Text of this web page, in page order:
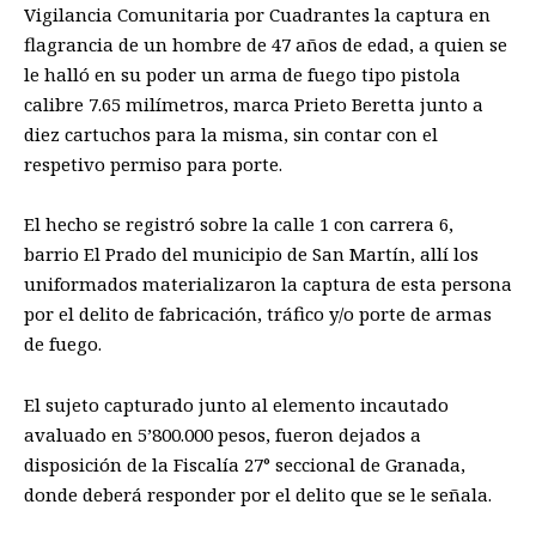
Vigilancia Comunitaria por Cuadrantes la captura en
flagrancia de un hombre de 47 años de edad, a quien se
le halló en su poder un arma de fuego tipo pistola
calibre 7.65 milímetros, marca Prieto Beretta junto a
diez cartuchos para la misma, sin contar con el
respetivo permiso para porte.
El hecho se registró sobre la calle 1 con carrera 6,
barrio El Prado del municipio de San Martín, allí los
uniformados materializaron la captura de esta persona
por el delito de fabricación, tráfico y/o porte de armas
de fuego.
El sujeto capturado junto al elemento incautado
avaluado en 5’800.000 pesos, fueron dejados a
disposición de la Fiscalía 27° seccional de Granada,
donde deberá responder por el delito que se le señala.